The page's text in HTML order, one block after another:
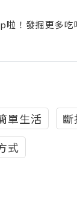
！發掘更多吃
單生活
斷
式